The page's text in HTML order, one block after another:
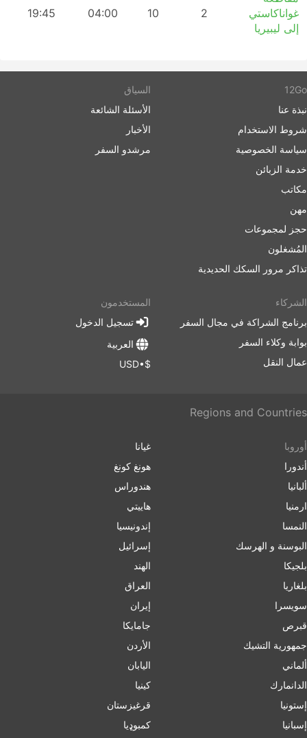
غواناكاستي
إلى ليبيريا
2
10
04:00
19:45
12Go
نبذة عنا
شروط الاستخدام
سياسة الخصوصية
خدمة الزبائن
مكاتب
مهن
حجز لمجموعات
المُشغلون
تذاكر مرور السكك الحديدية
السياق
الأسئلة الشائعة
الأخبار
مرشدو السفر
الشركاء
برنامج الشراكة في مجال السفر
بوابة وكلاء السفر
عمال النقل
المستخدمون
تسجيل الدخول
العربية
$•USD
Regions and Countries
أوروبا
أندورا
ألبانيا
ارمنیا
النمسا
البوسنة و الهرسك
بلجيكا
بلغاریا
سويسرا
قبرص
جمهورية التشيك
ألماني
الدانمارك
إستونيا
إسبانيا
غيانا
هونغ كونغ
هندوراس
هاييتي
إندونيسيا
إسرائیل
الهند
العراق
إيران
جامايكا
الأردن
اليابان
كينيا
قرغيزستان
کمبوډیا